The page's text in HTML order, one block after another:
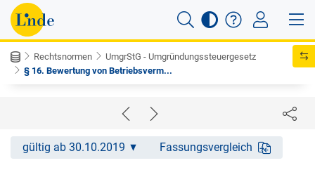
Rechtsnormen
UmgrStG - Umgründungssteuergesetz
§ 16. Bewertung von Betriebsverm...
gültig ab 30.10.2019 Fassungsvergleich